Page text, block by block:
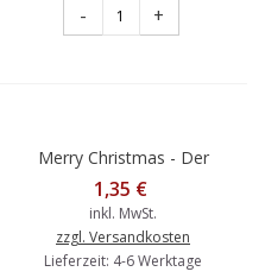
- +
Merry Christmas - Der
Weihnachtsmann auf dem
Fahrrad - Weihnachtskarte
1,35 €
inkl. MwSt.
zzgl. Versandkosten
Lieferzeit: 4-6 Werktage